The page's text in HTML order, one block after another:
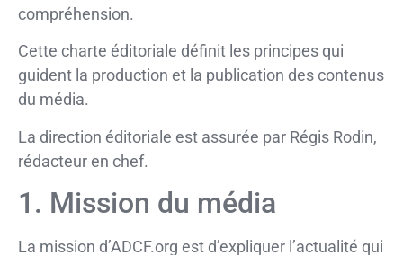
compréhension.
Cette charte éditoriale définit les principes qui
guident la production et la publication des contenus
du média.
La direction éditoriale est assurée par Régis Rodin,
rédacteur en chef.
1. Mission du média
La mission d’ADCF.org est d’expliquer l’actualité qui